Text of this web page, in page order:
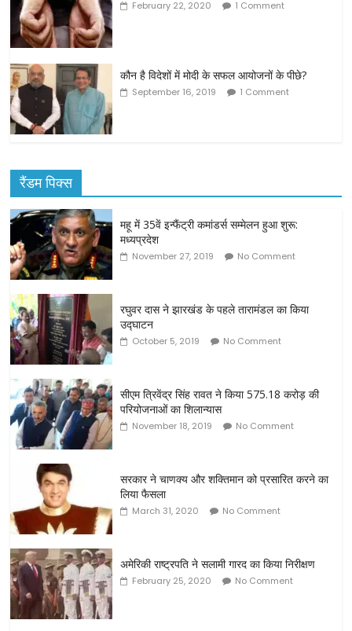
February 22, 2020 1 Comment
कौन है विदेशों में मोदी के सफल आयोजनों के पीछे?
September 16, 2019 1 Comment
रैंडम पिक्स
महू में 35वें इन्फैंट्री कमांडर्स सम्मेलन हुआ शुरू:
मध्यप्रदेश
November 27, 2019 No Comment
रघुवर दास ने झारखंड के पहले तारामंडल का किया
उद्घाटन
October 5, 2019 No Comment
सीएम त्रिवेंद्र सिंह रावत ने किया 575.18 करोड़ की
परियोजनाओं का शिलान्यास
November 18, 2019 No Comment
सरकार ने चाणक्य और शक्तिमान को प्रसारित करने का
लिया फैसला
March 31, 2020 No Comment
अमेरिकी राष्ट्रपति ने सलामी गारद का किया निरीक्षण
February 25, 2020 No Comment